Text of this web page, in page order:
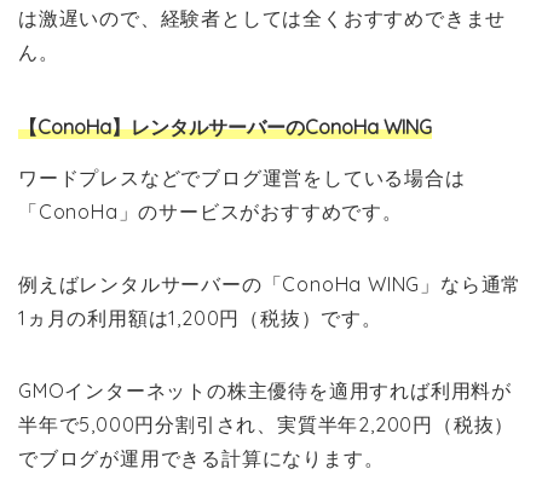
は激遅いので、経験者としては全くおすすめできませ
ん。
【ConoHa】レンタルサーバーのConoHa WING
ワードプレスなどでブログ運営をしている場合は
「ConoHa」のサービスがおすすめです。
例えばレンタルサーバーの「ConoHa WING」なら通常
1ヵ月の利用額は1,200円（税抜）です。
GMOインターネットの株主優待を適用すれば利用料が
半年で5,000円分割引され、実質半年2,200円（税抜）
でブログが運用できる計算になります。